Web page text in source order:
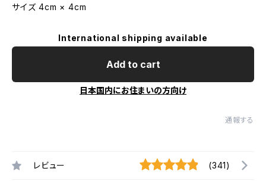
サイズ 4cm × 4cm
International shipping available
Add to cart
日本国内にお住まいの方向け
通報する
レビュー (341)